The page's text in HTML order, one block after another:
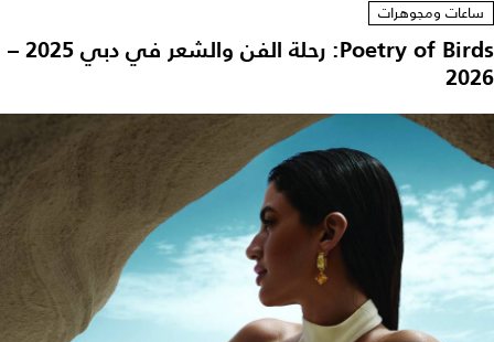
ساعات ومجوهرات
Poetry of Birds: رحلة الفن والشعر في دبي 2025 –
2026